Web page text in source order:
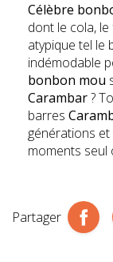
Célèbre
dont le cola,
atypique tel le
indémodable
bonbon mou
Carambar?
barres
générations
moments seul
Partager